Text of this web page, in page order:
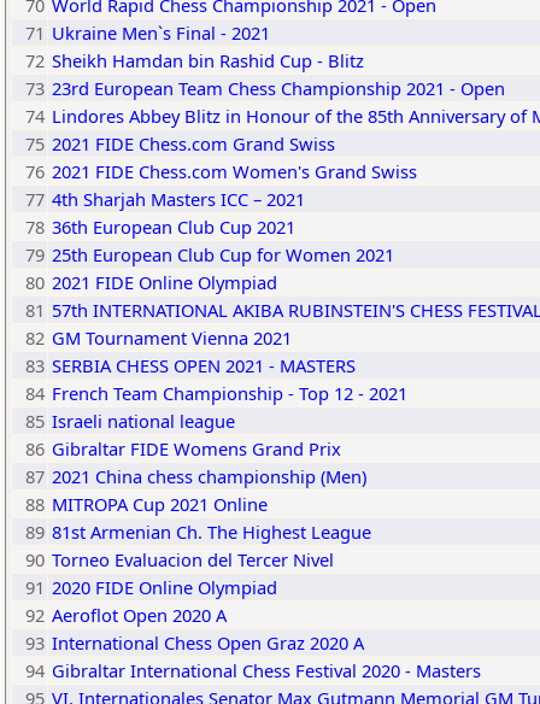
70 World Rapid Chess Championship 2021 - Open
71 Ukraine Men`s Final - 2021
72 Sheikh Hamdan bin Rashid Cup - Blitz
73 23rd European Team Chess Championship 2021 - Open
74 Lindores Abbey Blitz in Honour of the 85th Anniversary of
75 2021 FIDE Chess.com Grand Swiss
76 2021 FIDE Chess.com Women's Grand Swiss
77 4th Sharjah Masters ICC – 2021
78 36th European Club Cup 2021
79 25th European Club Cup for Women 2021
80 2021 FIDE Online Olympiad
81 57th INTERNATIONAL AKIBA RUBINSTEIN'S CHESS
82 GM Tournament Vienna 2021
83 SERBIA CHESS OPEN 2021 - MASTERS
84 French Team Championship - Top 12 - 2021
85 Israeli national league
86 Gibraltar FIDE Womens Grand Prix
87 2021 China chess championship (Men)
88 MITROPA Cup 2021 Online
89 81st Armenian Ch. The Highest League
90 Torneo Evaluacion del Tercer Nivel
91 2020 FIDE Online Olympiad
92 Aeroflot Open 2020 A
93 International Chess Open Graz 2020 A
94 Gibraltar International Chess Festival 2020 - Masters
95 VI. Internationales Senator Max Gutmann Memorial GM